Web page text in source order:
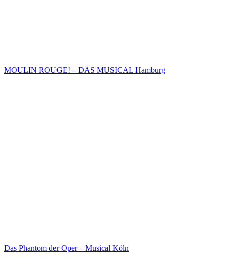
MOULIN ROUGE! – DAS MUSICAL Hamburg
Das Phantom der Oper – Musical Köln